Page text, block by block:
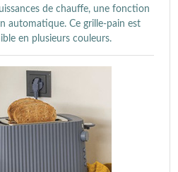
de chauffe, une fonction
automatique. Ce grille-pain est
en plusieurs couleurs.